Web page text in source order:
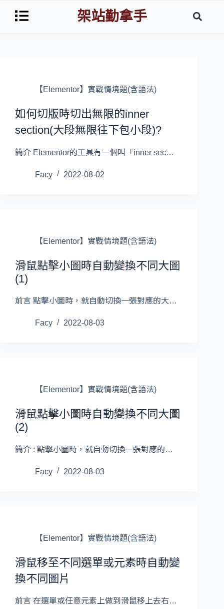
架站勤拿手
【Elementor】實戰情境題(含語法)
如何切版時切出無限的inner
section​(大段無限往下包小段)?
簡介 Elementor的工具有一個叫「inner sec…
Facy 2022-08-02
【Elementor】實戰情境題(含語法)
滑鼠點擊小圖時自動變換不同大圖
(1)
前言 點擊小圖時，就自動切換一張對應的大…
Facy 2022-08-03
【Elementor】實戰情境題(含語法)
滑鼠點擊小圖時自動變換不同大圖
(2)
簡介 : 點擊小圖時，就自動切換一張對應的…
Facy 2022-08-03
【Elementor】實戰情境題(含語法)
滑鼠移至不同選單或元素時自動變
換不同圖片
前言 在選單或任意元素上做到滑鼠移上去右…